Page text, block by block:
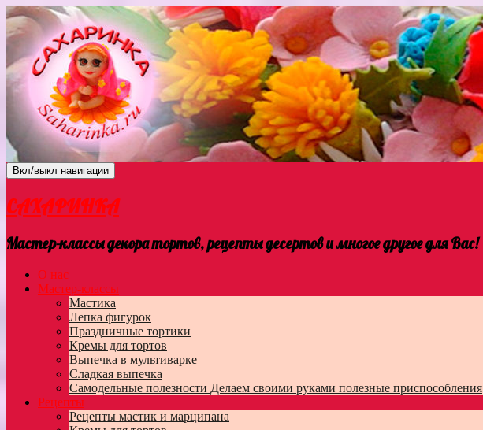
Вкл/выкл навигации
САХАРИНКА
Мастер-классы декора тортов, рецепты десертов и многое другое для Вас!
О нас
Мастер-классы
Мастика
Лепка фигурок
Праздничные тортики
Кремы для тортов
Выпечка в мультиварке
Сладкая выпечка
Самодельные полезности Делаем своими руками полезные приспособления
Рецепты
Рецепты мастик и марципана